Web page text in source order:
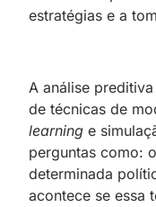
estratégias e a
A análise
de técnicas de
learning e
perguntas como:
determinada
acontece se essa